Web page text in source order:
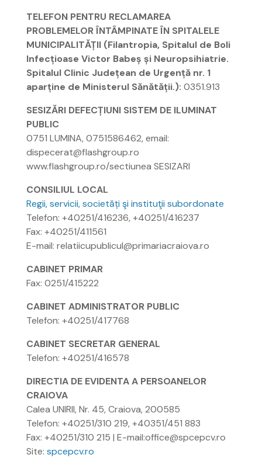
TELEFON PENTRU RECLAMAREA
PROBLEMELOR ÎNTÂMPINATE ÎN SPITALELE
MUNICIPALITĂȚII (Filantropia, Spitalul de Boli
Infecțioase Victor Babeș și Neuropsihiatrie.
Spitalul Clinic Județean de Urgență nr. 1
aparține de Ministerul Sănătății.): 0351.913
SESIZĂRI DEFECȚIUNI SISTEM DE ILUMINAT
PUBLIC
0751 LUMINA, 0751586462, email:
dispecerat@flashgroup.ro
www.flashgroup.ro/sectiunea SESIZARI
CONSILIUL LOCAL
Regii, servicii, societăți şi instituţii subordonate
Telefon: +40251/416236, +40251/416237
Fax: +40251/411561
E-mail: relatiicupublicul@primariacraiova.ro
CABINET PRIMAR
Fax: 0251/415222
CABINET ADMINISTRATOR PUBLIC
Telefon: +40251/417768
CABINET SECRETAR GENERAL
Telefon: +40251/416578
DIRECTIA DE EVIDENTA A PERSOANELOR
CRAIOVA
Calea UNIRII, Nr. 45, Craiova, 200585
Telefon: +40251/310 219, +40351/451 883
Fax: +40251/310 215 | E-mail:office@spcepcv.ro
Site: spcepcv.ro